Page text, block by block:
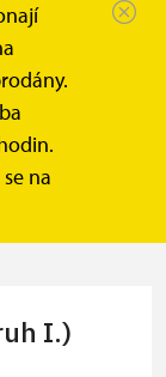
na
Vstupné
karty
I.)